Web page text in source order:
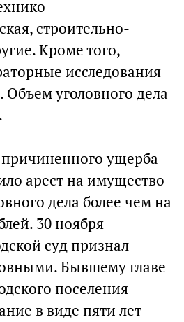
строительно-
Кроме того,
исследования
Объем уголовного дела
ущерба
арест на имущество
дела более чем на
30 ноября
суд признал
Бывшему главе
поселения
в виде пяти лет